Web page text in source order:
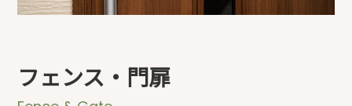
フェンス・門扉